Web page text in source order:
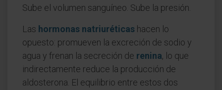
Sube el volumen sanguíneo. Sube la presión.
Las hormonas natriuréticas hacen lo
opuesto: promueven la excreción de sodio y
agua y frenan la secreción de renina, lo que
indirectamente reduce la producción de
aldosterona. El equilibrio entre estos dos